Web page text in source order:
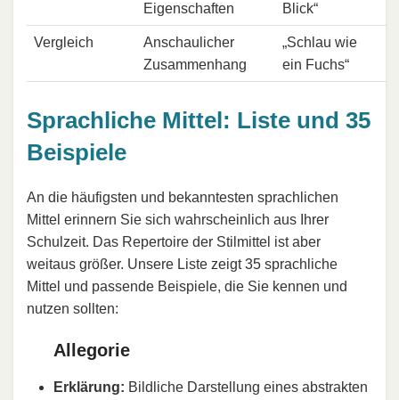
Eigenschaften
Blick“
Vergleich
Anschaulicher
Zusammenhang
„Schlau wie
ein Fuchs“
Sprachliche Mittel: Liste und 35
Beispiele
An die häufigsten und bekanntesten sprachlichen
Mittel erinnern Sie sich wahrscheinlich aus Ihrer
Schulzeit. Das Repertoire der Stilmittel ist aber
weitaus größer. Unsere Liste zeigt 35 sprachliche
Mittel und passende Beispiele, die Sie kennen und
nutzen sollten:
Allegorie
Erklärung: Bildliche Darstellung eines abstrakten